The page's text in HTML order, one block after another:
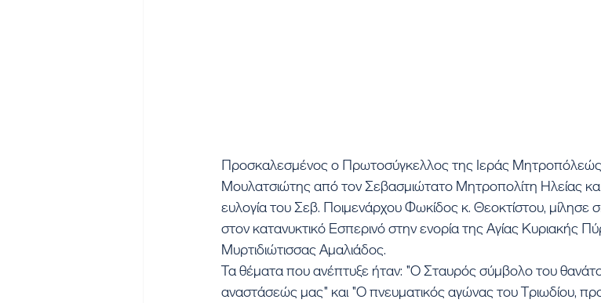
Προσκαλεσμένος ο Πρωτοσύγκελλος της Ιεράς
Μουλατσιώτης από τον Σεβασμιώτατο Μητροπολίτη Ηλείας
ευλογία του Σεβ. Ποιμενάρχου Φωκίδος κ. Θεοκτίστου,
στον κατανυκτικό Εσπερινό στην ενορία της Αγίας Κυριακής
Μυρτιδιώτισσας Αμαλιάδος.
Τα θέματα που ανέπτυξε ήταν: "Ο Σταυρός σύμβολο του
αναστάσεώς μας" και "Ο πνευματικός αγώνας του Τριωδίου,